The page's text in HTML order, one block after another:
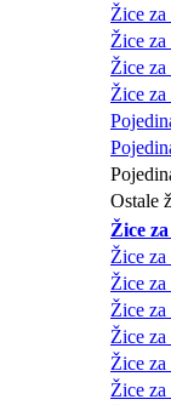
Žice
Žice za
Žice
Žice
Ostale
Žice
Žice
Žice
Žice
Žice
Žice
Žice